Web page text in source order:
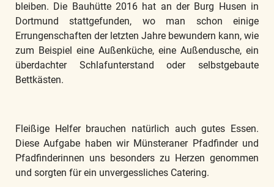
bleiben. Die Bauhütte 2016 hat an der Burg Husen in
Dortmund stattgefunden, wo man schon einige
Errungenschaften der letzten Jahre bewundern kann, wie
zum Beispiel eine Außenküche, eine Außendusche, ein
überdachter Schlafunterstand oder selbstgebaute
Bettkästen.
Fleißige Helfer brauchen natürlich auch gutes Essen.
Diese Aufgabe haben wir Münsteraner Pfadfinder und
Pfadfinderinnen uns besonders zu Herzen genommen
und sorgten für ein unvergessliches Catering.